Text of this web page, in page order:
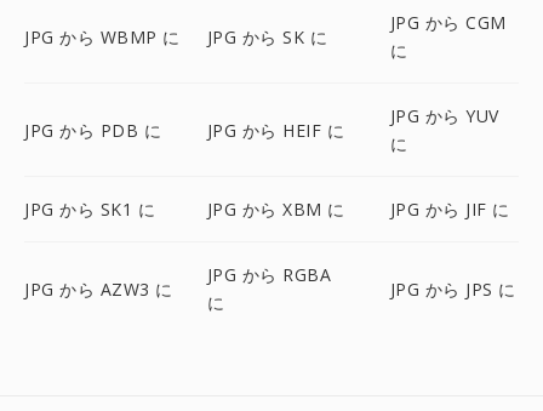
JPG から WBMP に JPG から SK に
JPG から CGM
に
JPG から PDB に JPG から HEIF に
JPG から YUV
に
JPG から SK1 に JPG から XBM に JPG から JIF に
JPG から AZW3 に
JPG から RGBA
に
JPG から JPS に